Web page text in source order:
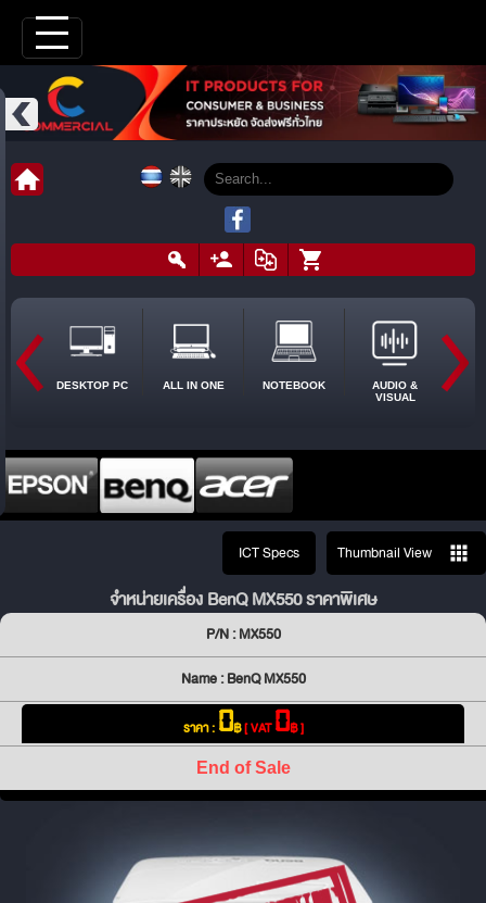
DESKTOP PC ALL IN ONE NOTEBOOK
AUDIO &
VISUAL
ICT Specs Thumbnail View
จำหน่ายเครื่อง BenQ MX550 ราคาพิเศษ
P/N : MX550
Name : BenQ MX550
ราคา : 0฿[ VAT0฿ ]
End of Sale